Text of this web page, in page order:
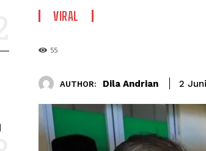
VIRAL
55
AUTHOR: Dila Andrian 2